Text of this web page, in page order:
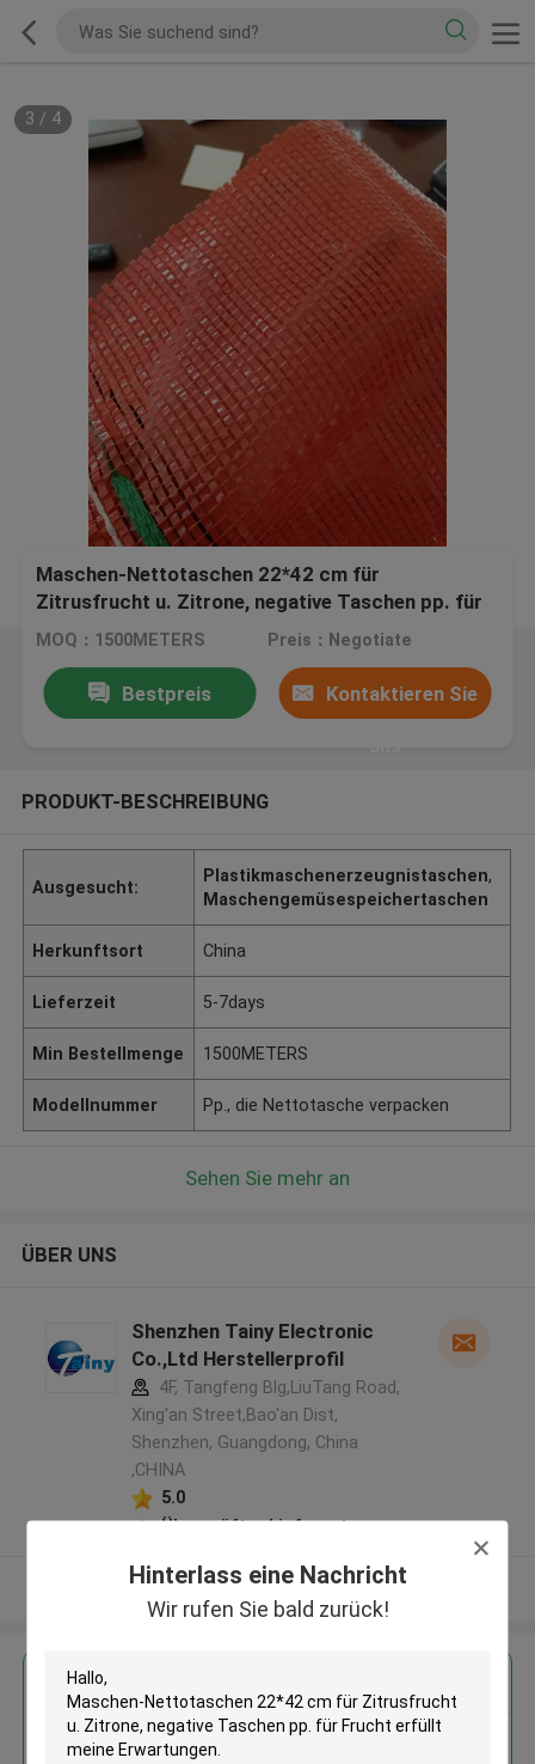
Hinterlass eine Nachricht
Wir rufen Sie bald zurück!
3 / 4
Maschen-Nettotaschen 22*42 cm für
Zitrusfrucht u. Zitrone, negative Taschen pp. für
Frucht
MOQ：1500METERS Preis：Negotiate
Bestpreis Kontaktieren Sie
PRODUKT-BESCHREIBUNG
Ausgesucht:
Plastikmaschenerzeugnistaschen,
Maschengemüsespeichertaschen
Herkunftsort China
Lieferzeit 5-7days
Min Bestellmenge 1500METERS
Modellnummer Pp., die Nettotasche verpacken
Sehen Sie mehr an
ÜBER UNS
Shenzhen Tainy Electronic
Co.,Ltd Herstellerprofil
4F, Tangfeng Blg,LiuTang Road,
Xing'an Street,Bao'an Dist,
Shenzhen, Guangdong, China
,CHINA
5.0
Überprüfter Lieferant
Sehen Sie mehr an
Erhalten Sie den besten Preis für
Maschen-Nettotaschen 22*42